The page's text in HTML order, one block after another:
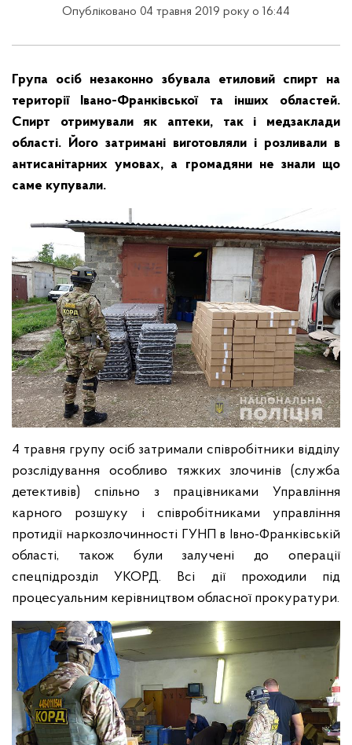
Опубліковано 04 травня 2019 року о 16:44
Група осіб незаконно збувала етиловий спирт на
території Івано-Франківської та інших областей.
Спирт отримували як аптеки, так і медзаклади
області. Його затримані виготовляли і розливали в
антисанітарних умовах, а громадяни не знали що
саме купували.
4 травня групу осіб затримали співробітники відділу
розслідування особливо тяжких злочинів (служба
детективів) спільно з працівниками Управління
карного розшуку і співробітниками управління
протидії наркозлочинності ГУНП в Івно-Франківській
області, також були залучені до операції
спецпідрозділ УКОРД. Всі дії проходили під
процесуальним керівництвом обласної прокуратури.